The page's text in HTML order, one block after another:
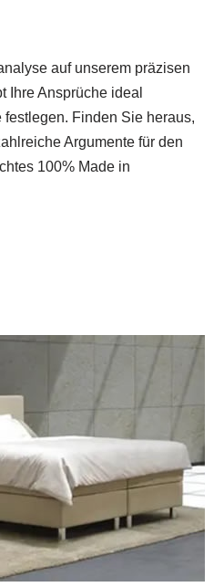
auf unserem präzisen
Ihre Ansprüche ideal
Finden Sie heraus,
Argumente für den
100% Made in